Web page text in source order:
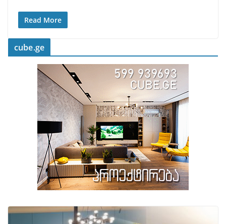
Read More
cube.ge